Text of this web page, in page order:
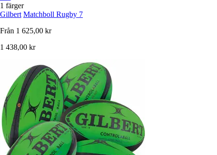
1 färger
Gilbert Matchboll Rugby 7
Från 1 625,00 kr
1 438,00 kr